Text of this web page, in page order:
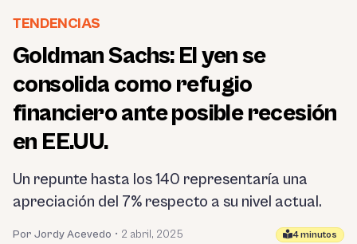
TENDENCIAS
Goldman Sachs: El yen se
consolida como refugio
financiero ante posible recesión
en EE.UU.
Un repunte hasta los 140 representaría una
apreciación del 7% respecto a su nivel actual.
Por Jordy Acevedo • 2 abril, 2025 4 minutos